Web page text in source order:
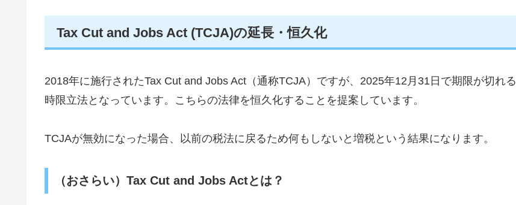
Tax Cut and Jobs Act (TCJA)の延長・恒久化
2018年に施行されたTax Cut and Jobs Act（通称TCJA）ですが、2025年12月31日で期限が切れる
時限立法となっています。こちらの法律を恒久化することを提案しています。
TCJAが無効になった場合、以前の税法に戻るため何もしないと増税という結果になります。
（おさらい）Tax Cut and Jobs Actとは？